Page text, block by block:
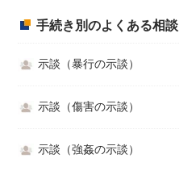
手続き別のよくある相談
示談（暴行の示談）
示談（傷害の示談）
示談（強姦の示談）